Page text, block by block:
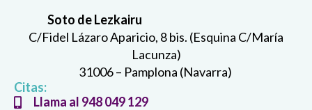
Soto de Lezkairu
C/Fidel Lázaro Aparicio, 8 bis. (Esquina C/María
Lacunza)
31006 – Pamplona (Navarra)
Citas:
Llama al 948 049 129